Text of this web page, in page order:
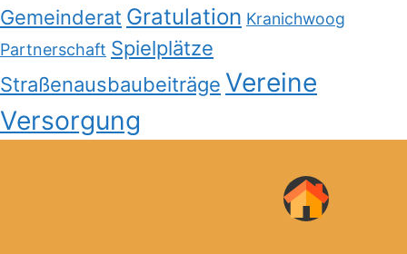
Gemeinderat Gratulation Kranichwoog
Partnerschaft Spielplätze
Straßenausbaubeiträge Vereine
Versorgung